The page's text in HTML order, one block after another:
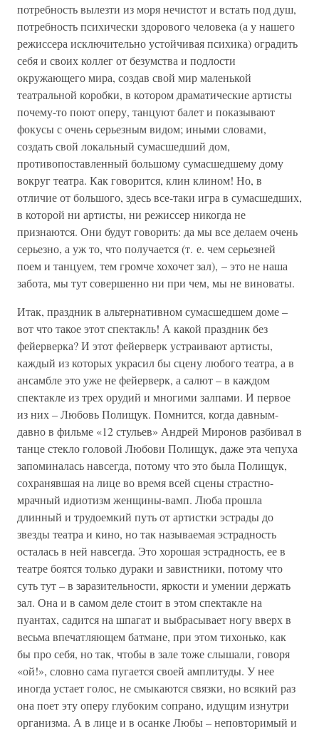
потребность вылезти из моря нечистот и встать под душ,
потребность психически здорового человека (а у нашего
режиссера исключительно устойчивая психика) оградить
себя и своих коллег от безумства и подлости
окружающего мира, создав свой мир маленькой
театральной коробки, в котором драматические артисты
почему-то поют оперу, танцуют балет и показывают
фокусы с очень серьезным видом; иными словами,
создать свой локальный сумасшедший дом,
противопоставленный большому сумасшедшему дому
вокруг театра. Как говорится, клин клином! Но, в
отличие от большого, здесь все-таки игра в сумасшедших,
в которой ни артисты, ни режиссер никогда не
признаются. Они будут говорить: да мы все делаем очень
серьезно, а уж то, что получается (т. е. чем серьезней
поем и танцуем, тем громче хохочет зал), – это не наша
забота, мы тут совершенно ни при чем, мы не виноваты.
Итак, праздник в альтернативном сумасшедшем доме –
вот что такое этот спектакль! А какой праздник без
фейерверка? И этот фейерверк устраивают артисты,
каждый из которых украсил бы сцену любого театра, а в
ансамбле это уже не фейерверк, а салют – в каждом
спектакле из трех орудий и многими залпами. И первое
из них – Любовь Полищук. Помнится, когда давным-
давно в фильме «12 стульев» Андрей Миронов разбивал в
танце стекло головой Любови Полищук, даже эта чепуха
запоминалась навсегда, потому что это была Полищук,
сохранявшая на лице во время всей сцены страстно-
мрачный идиотизм женщины-вамп. Люба прошла
длинный и трудоемкий путь от артистки эстрады до
звезды театра и кино, но так называемая эстрадность
осталась в ней навсегда. Это хорошая эстрадность, ее в
театре боятся только дураки и завистники, потому что
суть тут – в заразительности, яркости и умении держать
зал. Она и в самом деле стоит в этом спектакле на
пуантах, садится на шпагат и выбрасывает ногу вверх в
весьма впечатляющем батмане, при этом тихонько, как
бы про себя, но так, чтобы в зале тоже слышали, говоря
«ой!», словно сама пугается своей амплитуды. У нее
иногда устает голос, не смыкаются связки, но всякий раз
она поет эту оперу глубоким сопрано, идущим изнутри
организма. А в лице и в осанке Любы – неповторимый и